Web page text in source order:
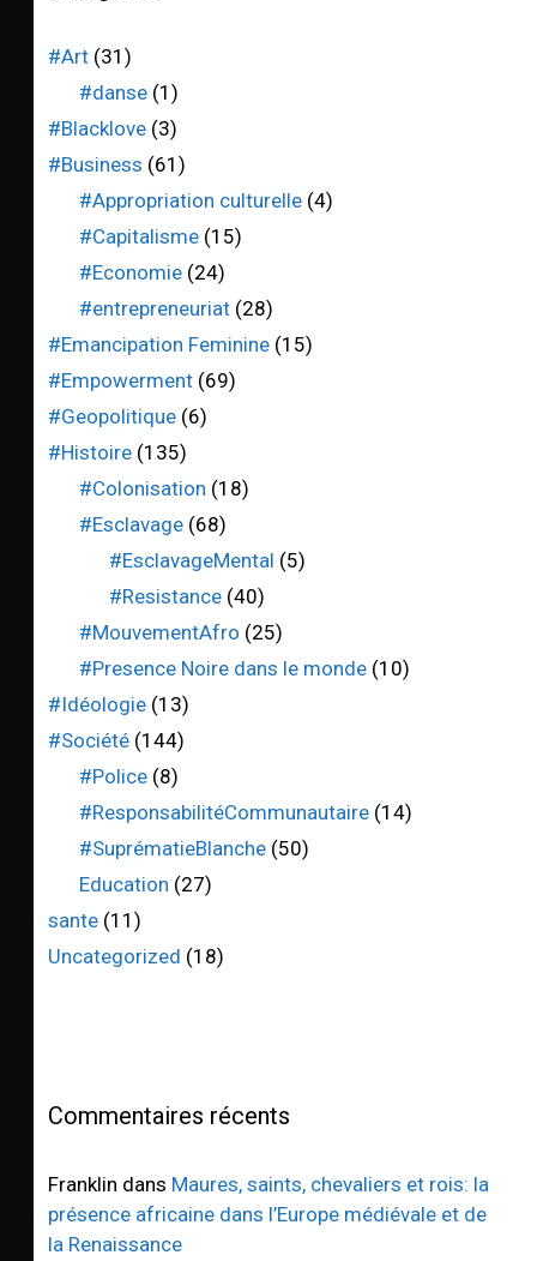
#Art (31)
#danse(1)
#Blacklove (3)
#Business (61)
#Appropriation culturelle(4)
#Capitalisme(15)
#Economie(24)
#entrepreneuriat(28)
#Emancipation Feminine (15)
#Empowerment (69)
#Geopolitique (6)
#Histoire (135)
#Colonisation (18)
#Esclavage(68)
#EsclavageMental (5)
#Resistance (40)
#MouvementAfro (25)
#Presence Noire dans le monde(10)
#Idéologie (13)
#Société (144)
#Police(8)
#ResponsabilitéCommunautaire(14)
#SuprématieBlanche(50)
Education (27)
sante (11)
Uncategorized (18)
Commentaires récents
Franklin dans Maures, saints, chevaliers et rois: la
présence africaine dans l’Europe médiévale et de
la Renaissance